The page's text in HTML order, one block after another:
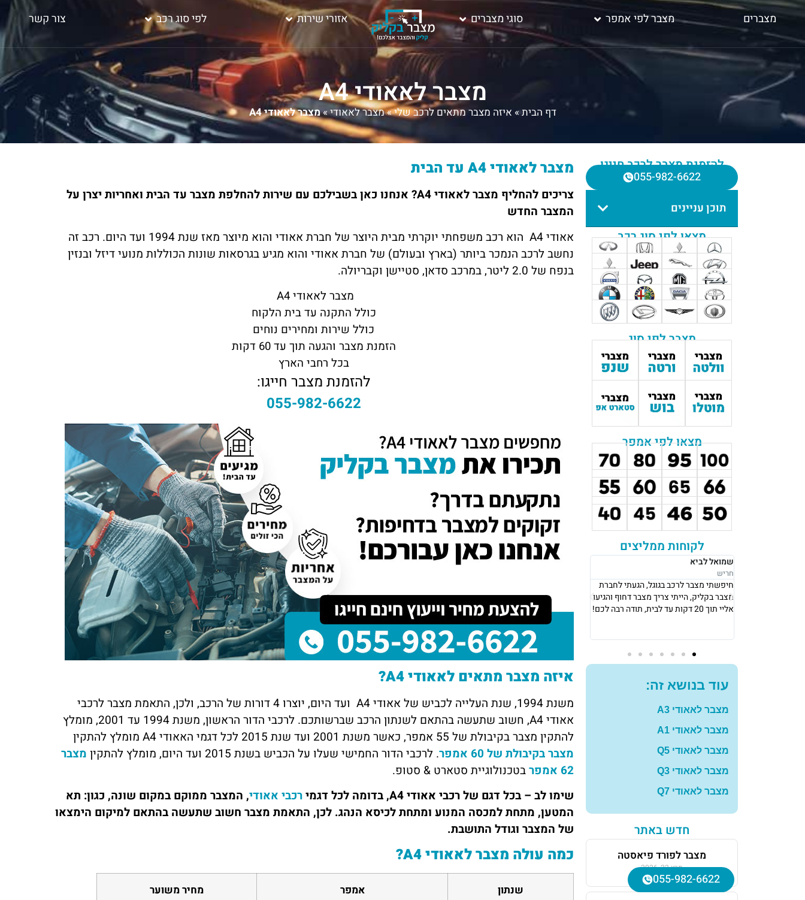
מצברים מצבר לפי אמפר סוגי מצברים אזורי שירות לפי סוג רכב צור קשר
מצבר לאאודי A4
דף הבית» איזה מצבר מתאים לרכב שלי»מצבר לאאודי»מצבר לאאודי A4
להזמנת מצבר לרכב חייגו
055-982-6622
תוכן עניינים
מצאו לפי סוג רכב
מצבר לפי סוג
מצאו לפי אמפר
לקוחות ממליצים
בגוגל, הגעתי לחברת
מצבר דחוף והגיעו
רבקה לוי
אני גרה בנתניה, אני פשוט הייתי חייבת
מצבר כדי לצאת לעבודה ב8 בבוקר, הגיעו
אליי תוך 10 דקות והחליפו לי מצבר עם
אושר סעדיה
החליפו לי מצבר במהירות וגבו מחיר הכי זול
שיש, תודה רבה לכם על העזרה, שמח
להמליץ עליכם גם לאנשים אחרים.
דנה מזרחי
השירות של מצבר בקליק פשוט מדהים!
נתקעתי עם רכב שלא מתניע, ותוך פחות
משעה הגיעו עד אליי עם מצבר חדש. גם
המחיר היה הוגן וגם השירות היה מקצועי.
ממליצה בחום
יוסי כהן
חיפה
אין מילים! השירות של מצבר בקליק היה
מצוין. הזמנתי מצבר עד הבית, והבחור
שהגיע היה אדיב, מהיר ומקצועי. בלי ספק
אפנה אליהם שוב אם אצטרך
מורן לוי
ראשון לציון
שירות שלא רואים כל יום! המצבר
שבק חיים באמצע היום, ותוך
כבר הייתי שוב על הכביש. תודה
בקליק על השירות הנהדר
עוד בנושא זה:
מצבר לאאודי A3
מצבר לאאודי A1
מצבר לאאודי Q5
מצבר לאאודי Q3
מצבר לאאודי Q7
חדש באתר
מצבר לפורד פיאסטה
מרץ 22, 2026
מצבר לאאודי A4 עד הבית
צריכים להחליף מצבר לאאודי A4? אנחנו כאן בשבילכם עם שירות להחלפת מצבר עד הבית ואחריות יצרן על
המצבר החדש
אאודי A4 הוא רכב משפחתי יוקרתי מבית היוצר של חברת אאודי והוא מיוצר מאז שנת 1994 ועד היום. רכב זה
נחשב לרכב הנמכר ביותר (בארץ ובעולם) של חברת אאודי והוא מגיע בגרסאות שונות הכוללות מנועי דיזל ובנזין
בנפח של 2.0 ליטר, במרכב סדאן, סטיישן וקבריולה.
מצבר לאאודי A4
כולל התקנה עד בית הלקוח
כולל שירות ומחירים נוחים
הזמנת מצבר והגעה תוך עד 60 דקות
בכל רחבי הארץ
להזמנת מצבר חייגו:
055-982-6622
איזה מצבר מתאים לאאודי A4?
משנת 1994, שנת העלייה לכביש של אאודי A4 ועד היום, יוצרו 4 דורות של הרכב, ולכן, התאמת מצבר לרכבי
אאודי A4, חשוב שתעשה בהתאם לשנתון הרכב שברשותכם. לרכבי הדור הראשון, משנת 1994 עד 2001, מומלץ
להתקין מצבר בקיבולת של 55 אמפר, כאשר משנת 2001 ועד שנת 2015 לכל דגמי האאודי A4 מומלץ להתקין
מצבר בקיבולת של 60 אמפר
. לרכבי הדור החמישי שעלו על הכביש בשנת 2015 ועד היום, מומלץ להתקין
מצבר
62 אמפר
בטכנולוגיית סטארט & סטופ.
שימו לב – בכל דגם של רכבי אאודי A4, בדומה לכל דגמי
רכבי אאודי, המצבר ממוקם במקום שונה, כגון: תא
המטען, מתחת למכסה המנוע ומתחת לכיסא הנהג. לכן, התאמת מצבר חשוב שתעשה בהתאם למיקום הימצאו
של המצבר וגודל התושבת.
כמה עולה מצבר לאאודי A4?
שנתון אמפר מחיר משוער
055-982-6622